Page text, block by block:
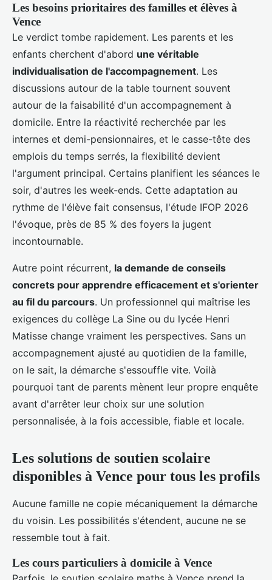
Les besoins prioritaires des familles et élèves à
Vence
Le verdict tombe rapidement. Les parents et les
enfants cherchent d'abord une véritable
individualisation de l'accompagnement. Les
discussions autour de la table tournent souvent
autour de la faisabilité d'un accompagnement à
domicile. Entre la réactivité recherchée par les
internes et demi-pensionnaires, et le casse-tête des
emplois du temps serrés, la flexibilité devient
l'argument principal. Certains planifient les séances le
soir, d'autres les week-ends. Cette adaptation au
rythme de l'élève fait consensus, l'étude IFOP 2026
l'évoque, près de 85 % des foyers la jugent
incontournable.
Autre point récurrent, la demande de conseils
concrets pour apprendre efficacement et s'orienter
au fil du parcours. Un professionnel qui maîtrise les
exigences du collège La Sine ou du lycée Henri
Matisse change vraiment les perspectives. Sans un
accompagnement ajusté au quotidien de la famille,
on le sait, la démarche s'essouffle vite. Voilà
pourquoi tant de parents mènent leur propre enquête
avant d'arrêter leur choix sur une solution
personnalisée, à la fois accessible, fiable et locale.
Les solutions de soutien scolaire
disponibles à Vence pour tous les profils
Aucune famille ne copie mécaniquement la démarche
du voisin. Les possibilités s'étendent, aucune ne se
ressemble tout à fait.
Les cours particuliers à domicile à Vence